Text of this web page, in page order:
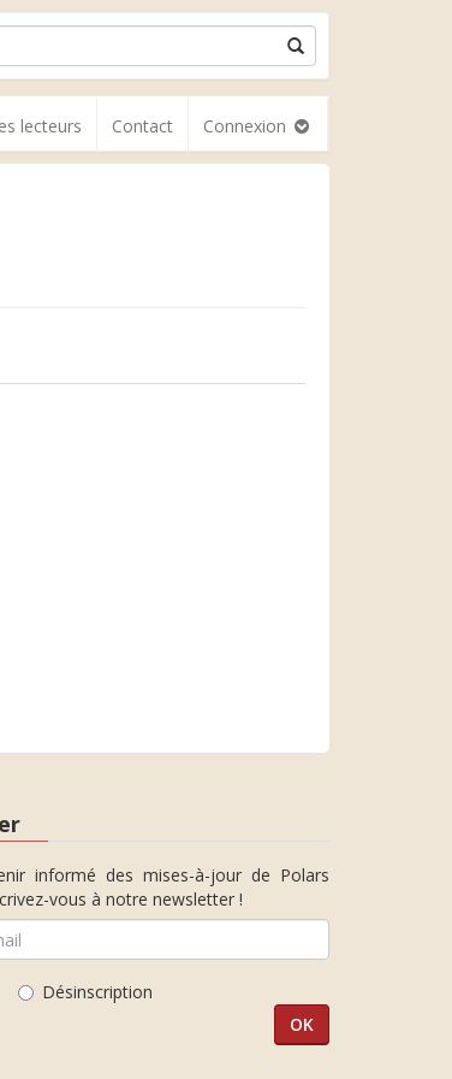
lecteurs Contact Connexion
informé des mises-à-jour de Polars
vous à notre newsletter !
Désinscription